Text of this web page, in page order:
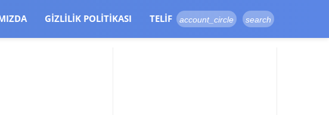
GIZLILIK POLITIKASI TELIF account_circle search